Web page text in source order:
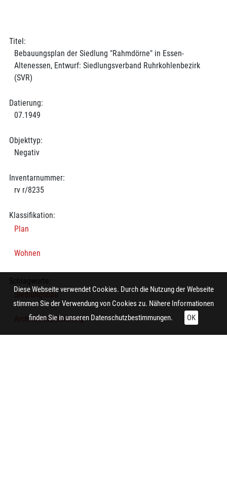
Titel:
Bebauungsplan der Siedlung "Rahmdörne" in Essen-
Altenessen, Entwurf: Siedlungsverband Ruhrkohlenbezirk
(SVR)
Datierung:
07.1949
Objekttyp:
Negativ
Inventarnummer:
rv r/8235
Klassifikation:
Plan
Wohnen
Siedlungsbau
Architekturzeichnung
Diese Webseite verwendet Cookies. Durch die Nutzung der Webseite
stimmen Sie der Verwendung von Cookies zu. Nähere Informationen
finden Sie in unseren Datenschutzbestimmungen. OK